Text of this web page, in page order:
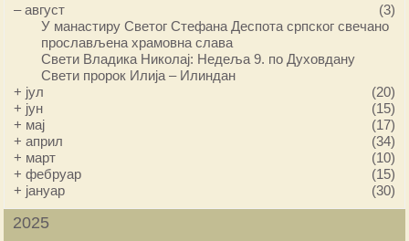
–август
(3)
У манастиру Светог Стефана Деспота српског свечано
прослављена храмовна слава
Свети Владика Николај: Недеља 9. по Духовдану
Свети пророк Илија – Илиндан
+ јул
(20)
+ јун
(15)
+ мај
(17)
+април
(34)
+ март
(10)
+фебруар
(15)
+ јануар (30)
2025